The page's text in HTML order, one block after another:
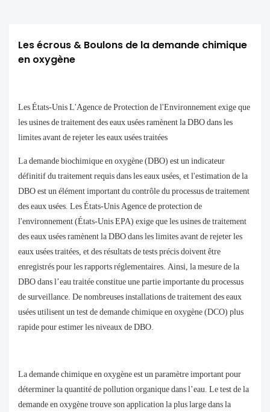
Les écrous & Boulons de la demande chimique
en oxygène
Les États-Unis L'Agence de Protection de l'Environnement exige que
les usines de traitement des eaux usées ramènent la DBO dans les
limites avant de rejeter les eaux usées traitées
La demande biochimique en oxygène (DBO) est un indicateur
définitif du traitement requis dans les eaux usées, et l'estimation de la
DBO est un élément important du contrôle du processus de traitement
des eaux usées. Les États-Unis Agence de protection de
l'environnement (États-Unis EPA) exige que les usines de traitement
des eaux usées ramènent la DBO dans les limites avant de rejeter les
eaux usées traitées, et des résultats de tests précis doivent être
enregistrés pour les rapports réglementaires. Ainsi, la mesure de la
DBO dans l’eau traitée constitue une partie importante du processus
de surveillance. De nombreuses installations de traitement des eaux
usées utilisent un test de demande chimique en oxygène (DCO) plus
rapide pour estimer les niveaux de DBO.
La demande chimique en oxygène est un paramètre important pour
déterminer la quantité de pollution organique dans l’eau. Le test de la
demande en oxygène trouve son application la plus large dans la